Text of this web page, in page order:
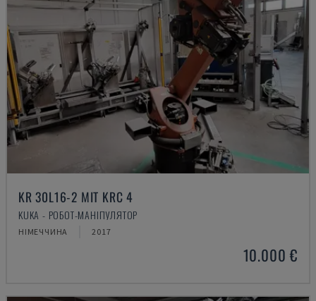
KR 30L16-2 MIT KRC 4
KUKA - РОБОТ-МАНІПУЛЯТОР
НІМЕЧЧИНА 2017
10.000 €